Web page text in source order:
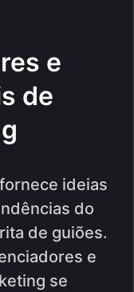
e
de
ideias
do
de guiões.
e
se